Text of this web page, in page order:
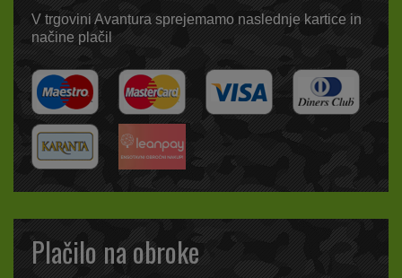
V trgovini Avantura sprejemamo naslednje kartice in
načine plačil
Plačilo na obroke